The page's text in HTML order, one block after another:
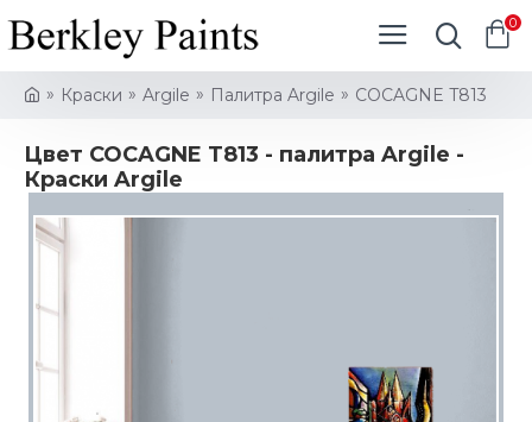
0
Краски Argile Палитра Argile COCAGNE T813
Цвет COCAGNE T813 - палитра Argile -
Краски Argile